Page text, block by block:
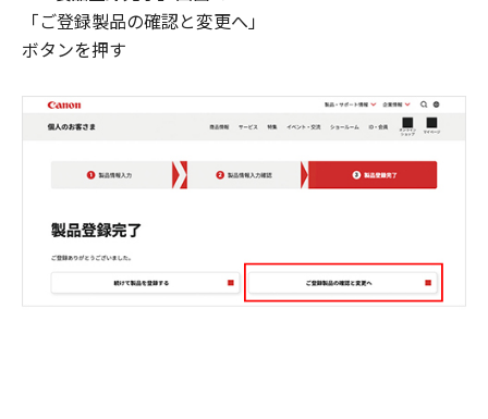
「ご登録製品の確認と変更へ」
ボタンを押す